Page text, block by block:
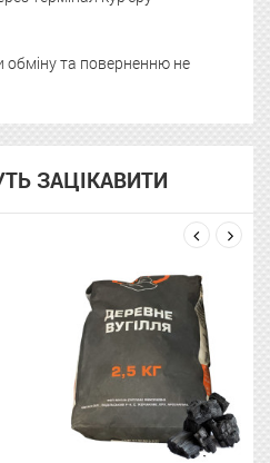
обміну та поверненню не
ЗАЦІКАВИТИ
prev
next